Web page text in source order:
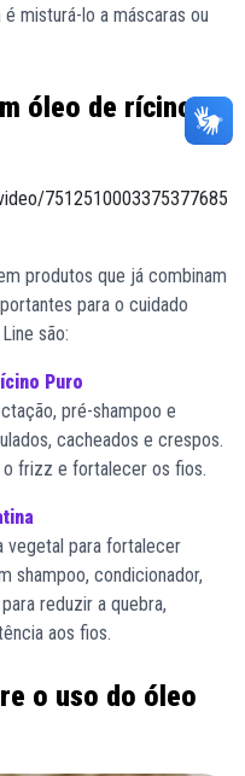
misturá-lo a máscaras ou
óleo de rícino na
7512510003375377685
produtos que já combinam
para o cuidado
são:
Puro
pré-shampoo e
cacheados e crespos.
o frizz e fortalecer os fios.
vegetal para fortalecer
shampoo, condicionador,
reduzir a quebra,
aos fios.
o uso do óleo